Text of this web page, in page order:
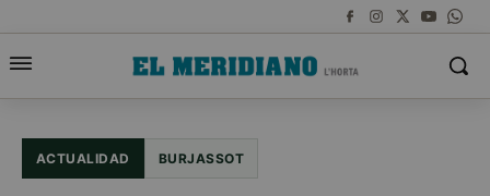
ACTUALIDAD BURJASSOT